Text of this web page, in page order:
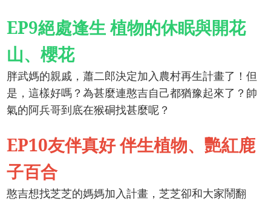
EP9絕處逢生 植物的休眠與開花
山、櫻花
胖武媽的親戚，蕭二郎決定加入農村再生計畫了！但
是，這樣好嗎？為甚麼連憨吉自己都猶豫起來了？帥
氣的阿兵哥到底在猴硐找甚麼呢？
EP10友伴真好 伴生植物、艷紅鹿
子百合
憨吉想找芝芝的媽媽加入計畫，芝芝卻和大家鬧翻